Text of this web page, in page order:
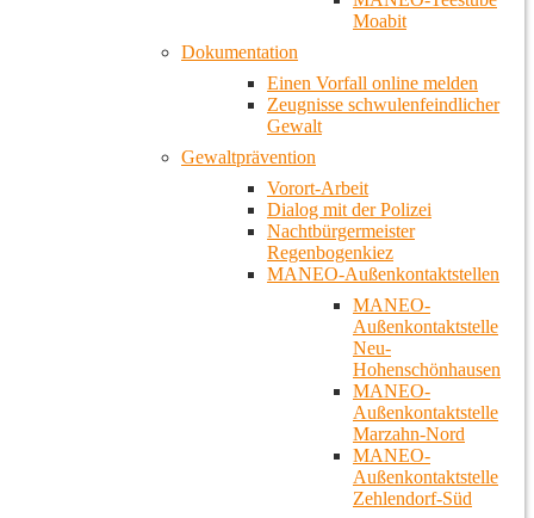
Moabit
Dokumentation
Einen Vorfall online melden
Zeugnisse schwulenfeindlicher
Gewalt
Gewaltprävention
Vorort-Arbeit
Dialog mit der Polizei
Nachtbürgermeister
Regenbogenkiez
MANEO-Außenkontaktstellen
MANEO-
Außenkontaktstelle
Neu-
Hohenschönhausen
MANEO-
Außenkontaktstelle
Marzahn-Nord
MANEO-
Außenkontaktstelle
Zehlendorf-Süd